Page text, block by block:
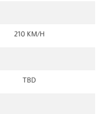
210 KM/H
TBD